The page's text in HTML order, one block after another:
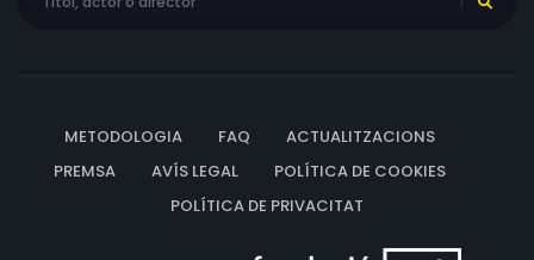
METODOLOGIA FAQ
ACTUALITZACIONS
PREMSA
AVÍS LEGAL
POLÍTICA DE COOKIES
POLÍTICA DE PRIVACITAT